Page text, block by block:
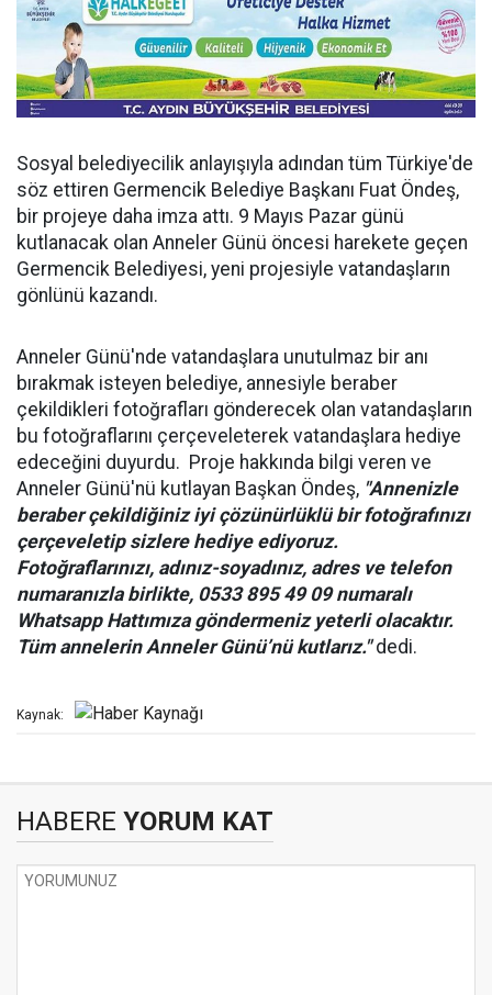
Sosyal belediyecilik anlayışıyla adından tüm Türkiye'de
söz ettiren Germencik Belediye Başkanı Fuat Öndeş,
bir projeye daha imza attı. 9 Mayıs Pazar günü
kutlanacak olan Anneler Günü öncesi harekete geçen
Germencik Belediyesi, yeni projesiyle vatandaşların
gönlünü kazandı.
Anneler Günü'nde vatandaşlara unutulmaz bir anı
bırakmak isteyen belediye, annesiyle beraber
çekildikleri fotoğrafları gönderecek olan vatandaşların
bu fotoğraflarını çerçeveleterek vatandaşlara hediye
edeceğini duyurdu. Proje hakkında bilgi veren ve
Anneler Günü'nü kutlayan Başkan Öndeş, "Annenizle
beraber çekildiğiniz iyi çözünürlüklü bir fotoğrafınızı
çerçeveletip sizlere hediye ediyoruz.
Fotoğraflarınızı, adınız-soyadınız, adres ve telefon
numaranızla birlikte, 0533 895 49 09 numaralı
Whatsapp Hattımıza göndermeniz yeterli olacaktır.
Tüm annelerin Anneler Günü’nü kutlarız."dedi.
Kaynak:
HABERE YORUM KAT